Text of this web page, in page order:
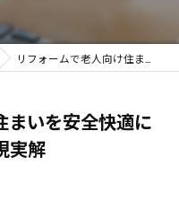
リフォームで老人向け住まいを安全快適にする費用と助成制度の現実解
まいを安全快適に
実解